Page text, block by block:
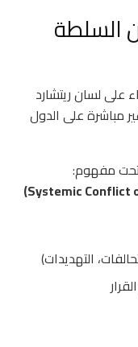
السلطة
على لسانريتشارد
مباشرة على الدول
مفهوم:
التهديدات)